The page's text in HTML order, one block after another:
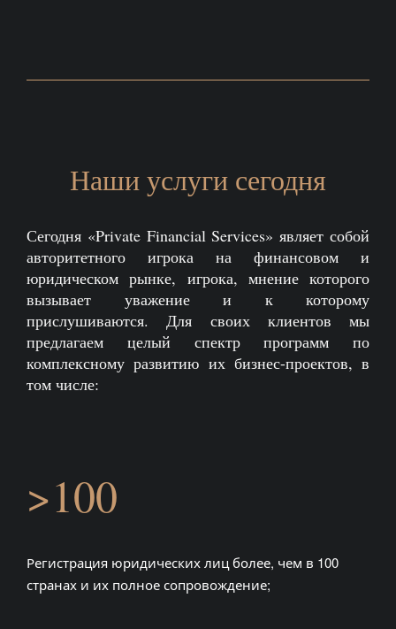
Наши услуги сегодня
Сегодня «Private Financial Services» являет собой
авторитетного игрока на финансовом и
юридическом рынке, игрока, мнение которого
вызывает уважение и к которому
прислушиваются. Для своих клиентов мы
предлагаем целый спектр программ по
комплексному развитию их бизнес-проектов, в
том числе:
>100
Регистрация юридических лиц более, чем в 100
странах и их полное сопровождение;